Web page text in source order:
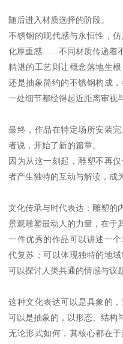
随后进入材质选择的阶段。
不锈钢的现代感与永恒性，
化厚重感……不同材质传递着
精湛的工艺则让概念落地生
还是抽象简约的不锈钢构成
一处细节都经得起近距离审视
最终，作品在特定场所安装
者说，开始了新的篇章。
因为从这一刻起，雕塑不再
者产生独特的互动与解读，成
文化传承与时代表达：雕塑的
景观雕塑最动人的力量，在于
一件优秀的作品可以讲述一
代复苏；可以体现独特的地
可以探讨人类共通的情感与议
这种文化表达可以是具象的
可以是抽象的，以形态、结构
无论形式如何，其核心都在